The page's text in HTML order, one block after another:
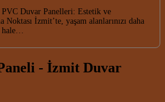
Duvar Panelleri: Estetik ve
İzmit’te, yaşam alanlarınızı daha
hale…
- İzmit Duvar